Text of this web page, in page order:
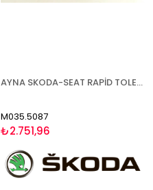
AYNA SKODA-SEAT RAPİD TOLEDO 2012- ELEKTRİKLİ ISITMALI ASTARLI SAĞ
M035.5087
₺2.751,96